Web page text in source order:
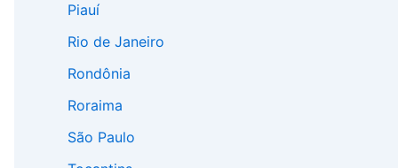
Piauí
Rio de Janeiro
Rondônia
Roraima
São Paulo